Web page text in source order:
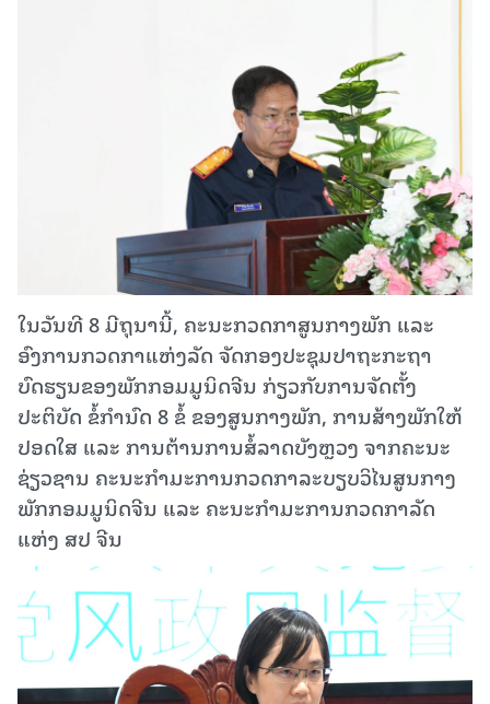
ໃນວັນທີ 8 ມີຖຸນານີ້, ຄະນະກວດກາສູນກາງພັກ ແລະ
ອົງການກວດກາແຫ່ງລັດ ຈັດກອງປະຊຸມປາຖະກະຖາ
ບົດຮຽນຂອງພັກກອມມູນິດຈີນ ກ່ຽວກັບການຈັດຕັ້ງ
ປະຕິບັດ ຂໍ້ກຳນົດ 8 ຂໍ້ ຂອງສູນກາງພັກ, ການສ້າງພັກໃຫ້
ປອດໃສ ແລະ ການຕ້ານການສໍ້ລາດບັງຫຼວງ ຈາກຄະນະ
ຊ່ຽວຊານ ຄະນະກຳມະການກວດກາລະບຽບວິໄນສູນກາງ
ພັກກອມມູນິດຈີນ ແລະ ຄະນະກຳມະການກວດກາລັດ
ແຫ່ງ ສປ ຈີນ